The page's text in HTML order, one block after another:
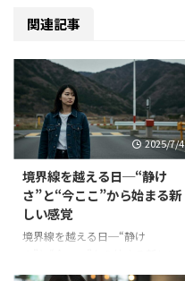
関連記事
2025/7/4
境界線を越える日─“静け
さ”と“今ここ”から始まる新
しい感覚
境界線を越える日─“静け
感覚 明日、何が起きても。何も